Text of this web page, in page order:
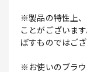
※製品の特性上
ことがございま
ぼすものではござ
※お使いのブラ